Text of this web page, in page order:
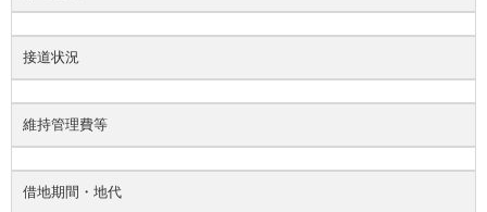
接道状況
維持管理費等
借地期間・地代